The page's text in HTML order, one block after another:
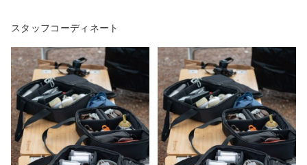
スタッフコーディネート